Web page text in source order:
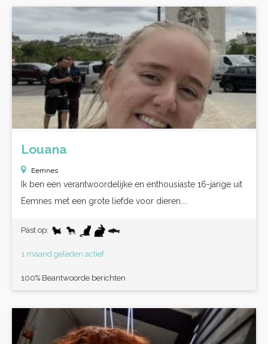
Louana
Eemnes
Ik ben een verantwoordelijke en enthousiaste 16-jarige uit
Eemnes met een grote liefde voor dieren....
Past op:
1 maand geleden actief
100% Beantwoorde berichten